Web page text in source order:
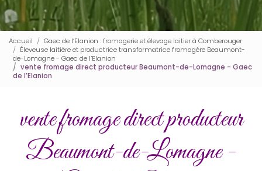
Accueil
Gaec de l’Elanion : fromagerie et élevage laitier à Comberouger
Éleveuse laitière et productrice transformatrice fromagère Beaumont-
de-Lomagne - Gaec de l’Elanion
vente fromage direct producteur Beaumont-de-Lomagne - Gaec
de l’Elanion
vente fromage direct producteur
Beaumont-de-Lomagne -